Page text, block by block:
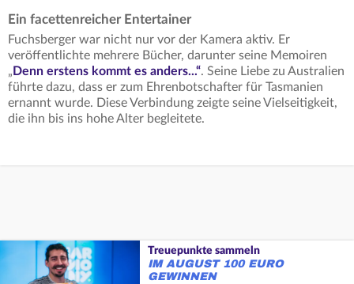
Ein facettenreicher Entertainer
Fuchsberger war nicht nur vor der Kamera aktiv. Er
veröffentlichte mehrere Bücher, darunter seine Memoiren
„ Denn erstens kommt es anders...“. Seine Liebe zu Australien
führte dazu, dass er zum Ehrenbotschafter für Tasmanien
ernannt wurde. Diese Verbindung zeigte seine Vielseitigkeit,
die ihn bis ins hohe Alter begleitete.
Treuepunkte sammeln
IM AUGUST 100 EURO
GEWINNEN